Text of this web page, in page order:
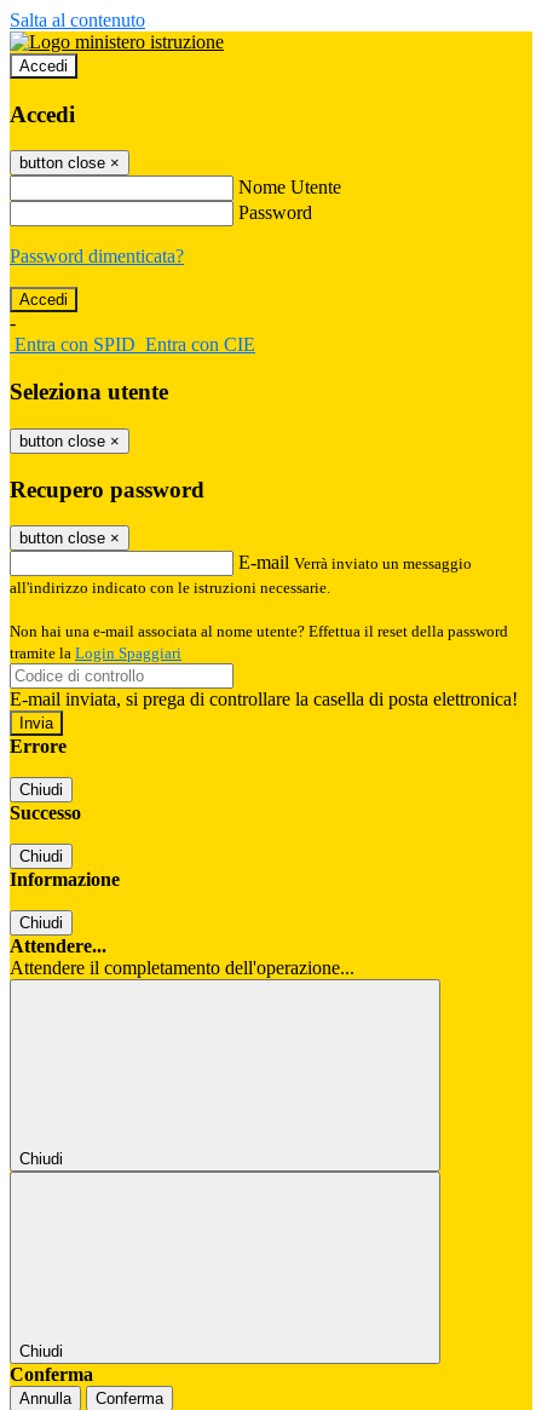
Salta al contenuto
Accedi
Accedi
button close ×
Nome Utente
Password
Password dimenticata?
-
Entra con SPID Entra con CIE
Seleziona utente
button close ×
Recupero password
button close ×
E-mail Verrà inviato un messaggio
all'indirizzo indicato con le istruzioni necessarie.
Non hai una e-mail associata al nome utente? Effettua il reset della password
tramite la Login Spaggiari
E-mail inviata, si prega di controllare la casella di posta elettronica!
Errore
Chiudi
Successo
Chiudi
Informazione
Chiudi
Attendere...
Attendere il completamento dell'operazione...
Chiudi
Chiudi
Conferma
Annulla Conferma